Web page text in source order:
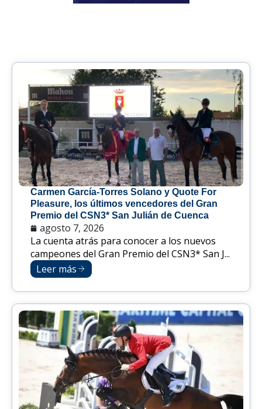
Carmen García-Torres Solano y Quote For
Pleasure, los últimos vencedores del Gran
Premio del CSN3* San Julián de Cuenca
agosto 7, 2026
La cuenta atrás para conocer a los nuevos
campeones del Gran Premio del CSN3* San J...
Leer más